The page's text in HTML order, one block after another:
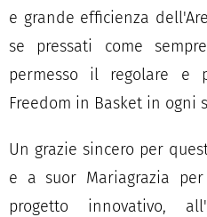
e grande efficienza
se pressati come
permesso il regolare e
Freedom in Basket in ogni
Un grazie sincero per
e a suor Mariagrazia
progetto innovativo,